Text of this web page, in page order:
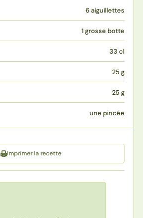
6 aiguillettes
1 grosse botte
33 cl
25 g
25 g
une pincée
Imprimer la recette